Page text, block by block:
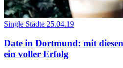
Single Städte 25.04.19
Date in Dortmund: mit
ein voller Erfolg